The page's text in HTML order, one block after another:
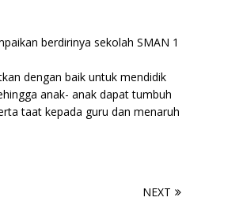
berdirinya sekolah SMAN 1
dengan baik untuk mendidik
anak- anak dapat tumbuh
taat kepada guru dan menaruh
NEXT